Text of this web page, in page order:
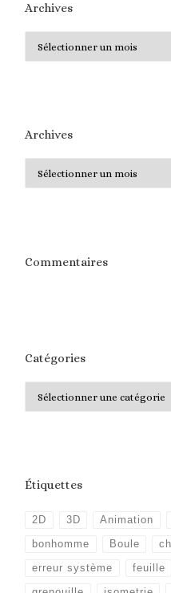
Archives
Archives
Commentaires
Catégories
Étiquettes
2D 3D Animation
bonhomme Boule
erreur système feuille